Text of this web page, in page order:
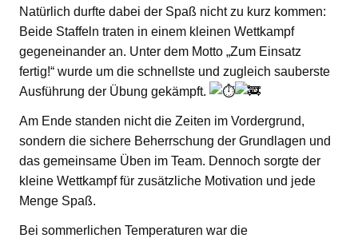
Natürlich durfte dabei der Spaß nicht zu kurz kommen:
Beide Staffeln traten in einem kleinen Wettkampf
gegeneinander an. Unter dem Motto „Zum Einsatz
fertig!“ wurde um die schnellste und zugleich sauberste
Ausführung der Übung gekämpft.
Am Ende standen nicht die Zeiten im Vordergrund,
sondern die sichere Beherrschung der Grundlagen und
das gemeinsame Üben im Team. Dennoch sorgte der
kleine Wettkampf für zusätzliche Motivation und jede
Menge Spaß.
Bei sommerlichen Temperaturen war die